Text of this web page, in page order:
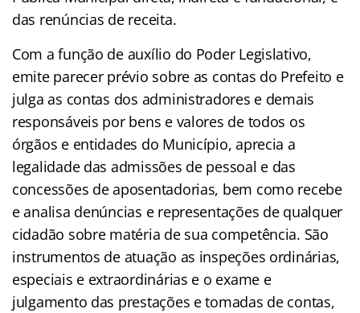
das renúncias de receita.
Com a função de auxílio do Poder Legislativo,
emite parecer prévio sobre as contas do Prefeito e
julga as contas dos administradores e demais
responsáveis por bens e valores de todos os
órgãos e entidades do Município, aprecia a
legalidade das admissões de pessoal e das
concessões de aposentadorias, bem como recebe
e analisa denúncias e representações de qualquer
cidadão sobre matéria de sua competência. São
instrumentos de atuação as inspeções ordinárias,
especiais e extraordinárias e o exame e
julgamento das prestações e tomadas de contas,